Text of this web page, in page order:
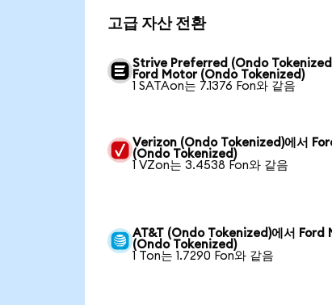
고급 자산 전환
Strive Preferred (Ondo
Ford Motor (Ondo Tokenized)
1 SATAon는 7.1376 Fon와 같음
Verizon (Ondo Tokenized)에서
(Ondo Tokenized)
1 VZon는 3.4538 Fon와 같음
AT&T (Ondo Tokenized)에서 Ford
(Ondo Tokenized)
1 Ton는 1.7290 Fon와 같음